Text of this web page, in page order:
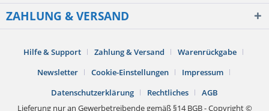
ZAHLUNG & VERSAND
Hilfe & Support Zahlung & Versand
Warenrückgabe
Newsletter
Cookie-Einstellungen
Impressum
Datenschutzerklärung
Rechtliches
AGB
Lieferung nur an Gewerbetreibende gemäß §14 BGB - Copyright ©